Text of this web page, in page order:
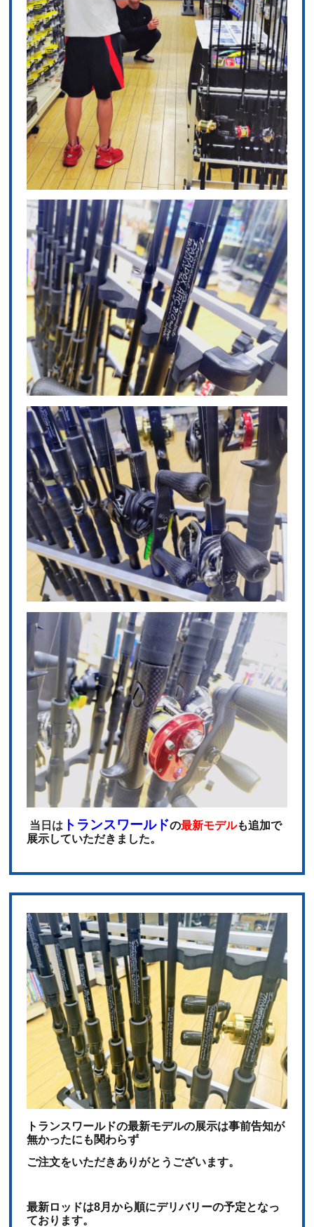
当日は ト ランスワールドの最新モデルも追加で
展示していただきました。
トランスワールドの最新モデルの展示は事前告知が
無かったにも関わらず
ご注文をいただきありがとうございます。
最新ロッドは8月から順にデリバリーの予定となっ
ております。